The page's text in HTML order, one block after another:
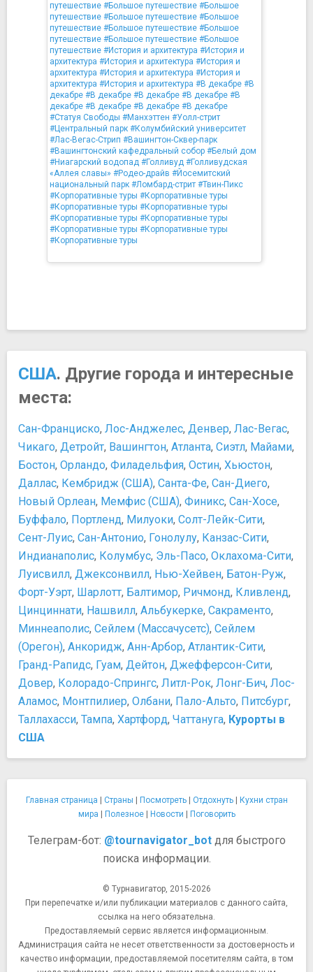
путешествие #Большое путешествие #Большое
путешествие #Большое путешествие #Большое
путешествие #Большое путешествие #Большое
путешествие #Большое путешествие #Большое
путешествие #История и архитектура #История и
архитектура #История и архитектура #История и
архитектура #История и архитектура #История и
архитектура #История и архитектура #В декабре #В
декабре #В декабре #В декабре #В декабре #В
декабре #В декабре #В декабре #В декабре
#Статуя Свободы #Манхэттен #Уолл-стрит
#Центральный парк #Колумбийский университет
#Лас-Вегас-Стрип #Вашингтон-Сквер-парк
#Вашингтонский кафедральный собор #Белый дом
#Ниагарский водопад #Голливуд #Голливудская
«Аллея славы» #Родео-драйв #Йосемитский
национальный парк #Ломбард-стрит #Твин-Пикс
#Корпоративные туры #Корпоративные туры
#Корпоративные туры #Корпоративные туры
#Корпоративные туры #Корпоративные туры
#Корпоративные туры #Корпоративные туры
#Корпоративные туры
США. Другие города и интересные
места:
Сан-Франциско, Лос-Анджелес, Денвер, Лас-Вегас,
Чикаго, Детройт, Вашингтон, Атланта, Сиэтл, Майами,
Бостон, Орландо, Филадельфия, Остин, Хьюстон,
Даллас, Кембридж (США), Санта-Фе, Сан-Диего,
Новый Орлеан, Мемфис (США), Финикс, Сан-Хосе,
Буффало, Портленд, Милуоки, Солт-Лейк-Сити,
Сент-Луис, Сан-Антонио, Гонолулу, Канзас-Сити,
Индианаполис, Колумбус, Эль-Пасо, Оклахома-Сити,
Луисвилл, Джексонвилл, Нью-Хейвен, Батон-Руж,
Форт-Уэрт, Шарлотт, Балтимор, Ричмонд, Кливленд,
Цинциннати, Нашвилл, Альбукерке, Сакраменто,
Миннеаполис, Сейлем (Массачусетс), Сейлем
(Орегон), Анкоридж, Анн-Арбор, Атлантик-Сити,
Гранд-Рапидс, Гуам, Дейтон, Джефферсон-Сити,
Довер, Колорадо-Спрингс, Литл-Рок, Лонг-Бич, Лос-
Аламос, Монтпилиер, Олбани, Пало-Альто, Питсбург,
Таллахасси, Тампа, Хартфорд, Чаттануга, Курорты в
США
Главная страница Страны Посмотреть| Отдохнуть|
Кухни стран
мира
Полезное| Новости Поговорить
Телеграм-бот: @tournavigator_botдля быстрого
поиска информации.
© Турнавигатор, 2015-2026
При перепечатке и/или публикации материалов с данного сайта,
ссылка на него обязательна.
Предоставляемый сервис является информационным.
Администрация сайта не несет ответственности за достоверность и
качество информации, предоставляемой посетителям сайта, в том